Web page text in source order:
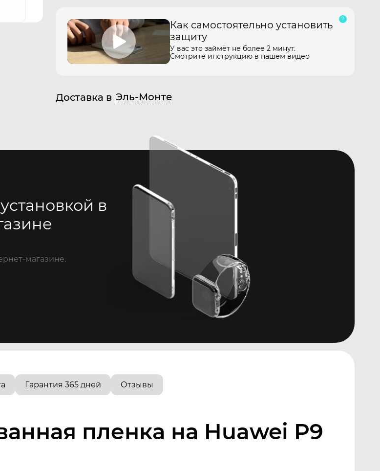
Как самостоятельно установить
защиту
У вас это займёт не более 2 минут.
Смотрите инструкцию в нашем видео
Доставка в Эль-Монте
в
магазине.
Гарантия 365 дней Отзывы
пленка на Huawei P9